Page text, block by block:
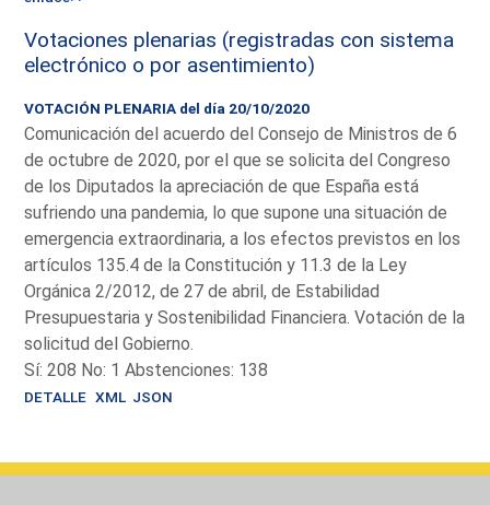
Votaciones plenarias (registradas con sistema
electrónico o por asentimiento)
VOTACIÓN PLENARIA del día 20/10/2020
Comunicación del acuerdo del Consejo de Ministros de 6
de octubre de 2020, por el que se solicita del Congreso
de los Diputados la apreciación de que España está
sufriendo una pandemia, lo que supone una situación de
emergencia extraordinaria, a los efectos previstos en los
artículos 135.4 de la Constitución y 11.3 de la Ley
Orgánica 2/2012, de 27 de abril, de Estabilidad
Presupuestaria y Sostenibilidad Financiera. Votación de la
solicitud del Gobierno.
Sí: 208 No: 1 Abstenciones: 138
DETALLE XML JSON